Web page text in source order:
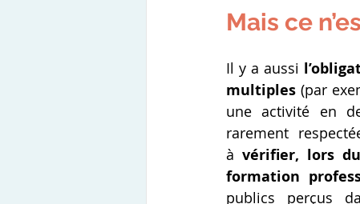
Mais ce
Il y a aussi
multiples (par
une activité en
rarement
à vérifier, lors
formation
publics perçus